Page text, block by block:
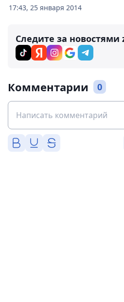
17:43, 25 января 2014
Следите за новостями
Комментарии 0